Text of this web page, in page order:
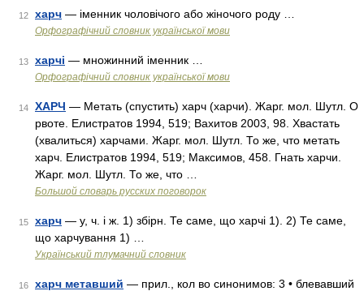
12 харч — іменник чоловічого або жіночого роду …
Орфографічний словник української мови
13 харчі — множинний іменник …
Орфографічний словник української мови
14 ХАРЧ — Метать (спустить) харч (харчи). Жарг. мол. Шутл. О
рвоте. Елистратов 1994, 519; Вахитов 2003, 98. Хвастать
(хвалиться) харчами. Жарг. мол. Шутл. То же, что метать
харч. Елистратов 1994, 519; Максимов, 458. Гнать харчи.
Жарг. мол. Шутл. То же, что …
Большой словарь русских поговорок
15 харч — у, ч. і ж. 1) збірн. Те саме, що харчі 1). 2) Те саме,
що харчування 1) …
Український тлумачний словник
16 харч метавший — прил., кол во синонимов: 3 • блевавший